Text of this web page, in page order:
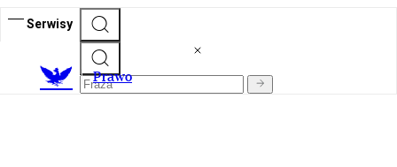
Serwisy
Prawo